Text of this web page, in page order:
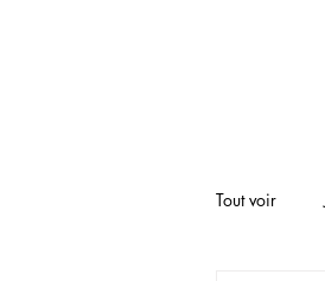
Tout voir